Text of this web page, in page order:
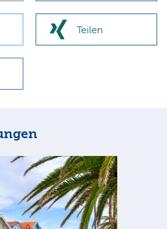
Teilen